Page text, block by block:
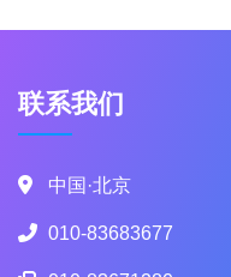
联系我们
中国·北京
010-83683677